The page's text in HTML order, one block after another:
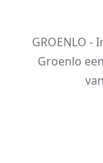
GROENLO -
Groenlo